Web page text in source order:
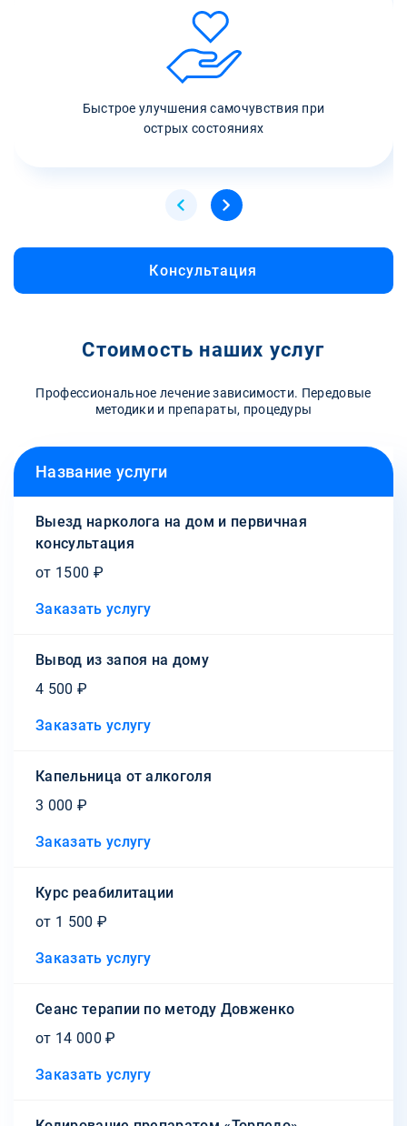
Консультация
Быстрое улучшения самочувствия при
острых состояниях
Стоимость наших услуг
Профессиональное лечение зависимости. Передовые
методики и препараты, процедуры
Название услуги
Выезд нарколога на дом и первичная
консультация
от 1500 ₽
Заказать услугу
Вывод из запоя на дому
4 500 ₽
Заказать услугу
Капельница от алкоголя
3 000 ₽
Заказать услугу
Курс реабилитации
от 1 500 ₽
Заказать услугу
Сеанс терапии по методу Довженко
от 14 000 ₽
Заказать услугу